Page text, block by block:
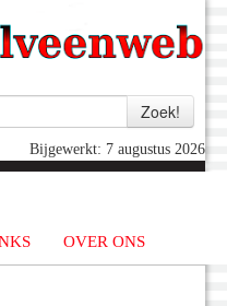
Bijgewerkt: 7 augustus 2026
OVER ONS